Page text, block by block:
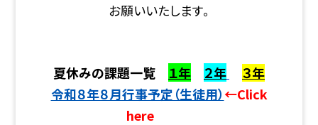
お願いいたします。
夏休みの課題一覧 １年 ２年
３年
令和８年８月行事予定（生徒用）←Click
here